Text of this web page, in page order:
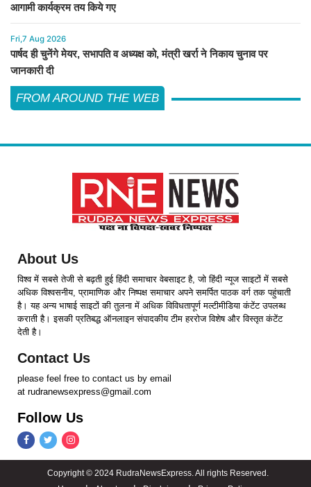
आगामी कार्यक्रम तय किये गए
Fri,7 Aug 2026
पार्षद ही चुनेंगे मेयर, सभापति व अध्यक्ष को, मंत्री खर्रा ने निकाय चुनाव पर
जानकारी दी
FROM AROUND THE WEB
About Us
विश्व में सबसे तेजी से बढ़ती हुई हिंदी समाचार वेबसाइट है, जो हिंदी न्यूज साइटों में सबसे
अधिक विश्वसनीय, प्रामाणिक और निष्पक्ष समाचार अपने समर्पित पाठक वर्ग तक पहुंचाती
है। यह अन्य भाषाई साइटों की तुलना में अधिक विविधतापूर्ण मल्टीमीडिया कंटेंट उपलब्ध
कराती है। इसकी प्रतिबद्ध ऑनलाइन संपादकीय टीम हररोज विशेष और विस्तृत कंटेंट
देती है।
Contact Us
please feel free to contact us by email
at rudranewsexpress@gmail.com
Follow Us
Copyright © 2024 RudraNewsExpress. All rights Reserved.